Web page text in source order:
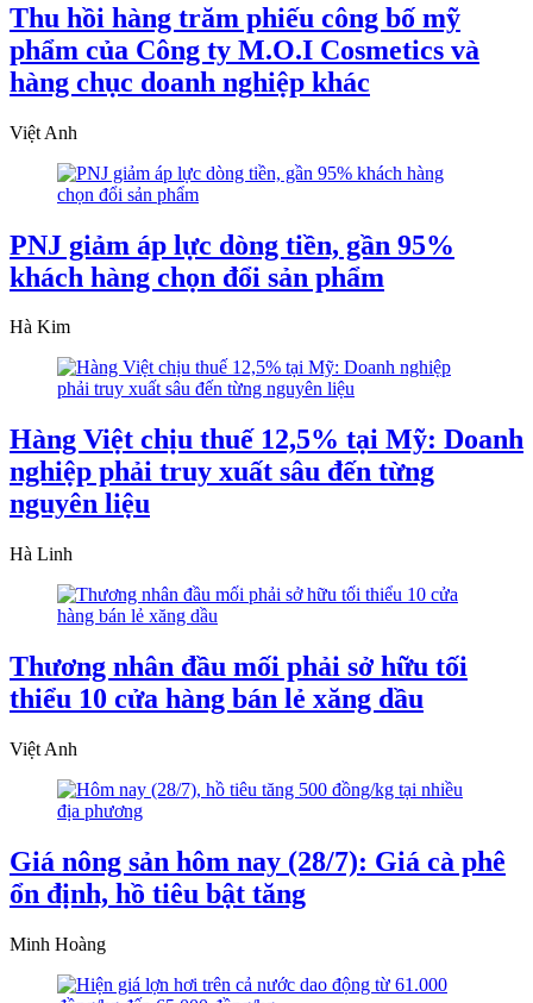
Thu hồi hàng trăm phiếu công bố mỹ
phẩm của Công ty M.O.I Cosmetics và
hàng chục doanh nghiệp khác
Việt Anh
PNJ giảm áp lực dòng tiền, gần 95%
khách hàng chọn đổi sản phẩm
Hà Kim
Hàng Việt chịu thuế 12,5% tại Mỹ: Doanh
nghiệp phải truy xuất sâu đến từng
nguyên liệu
Hà Linh
Thương nhân đầu mối phải sở hữu tối
thiểu 10 cửa hàng bán lẻ xăng dầu
Việt Anh
Giá nông sản hôm nay (28/7): Giá cà phê
ổn định, hồ tiêu bật tăng
Minh Hoàng